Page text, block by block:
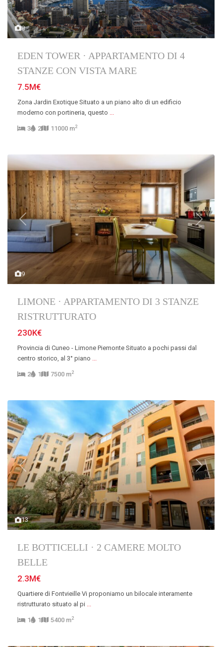
8
EDEN TOWER · APPARTAMENTO DI 4
STANZE CON VISTA MARE
7.5M€
Zona Jardin Exotique Situato a un piano alto di un edificio
moderno con portineria, questo
3 2 11000 m2
9
Previous Next
LIMONE · APPARTAMENTO DI 3 STANZE
RISTRUTTURATO
230K€
Provincia di Cuneo - Limone Piemonte Situato a pochi passi dal
centro storico, al 3° piano
2 1 7500 m2
13
Previous Next
LE BOTTICELLI · 2 CAMERE MOLTO
BELLE
2.3M€
Quartiere di Fontvieille Vi proponiamo un bilocale interamente
ristrutturato situato al pi ...
1 1 5400 m2